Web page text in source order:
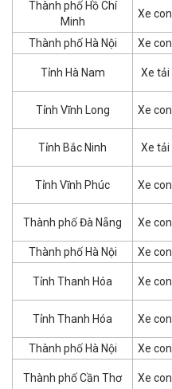
Thành phố Hồ Chí
Minh
Xe con
Thành phố Hà Nội Xe con
Tỉnh Hà Nam Xe tải
Tỉnh Vĩnh Long Xe con
Tỉnh Bắc Ninh Xe tải
Tỉnh Vĩnh Phúc Xe con
Thành phố Đà Nẵng Xe con
Thành phố Hà Nội Xe con
Tỉnh Thanh Hóa Xe con
Tỉnh Thanh Hóa Xe con
Thành phố Hà Nội Xe con
Thành phố Cần Thơ Xe con